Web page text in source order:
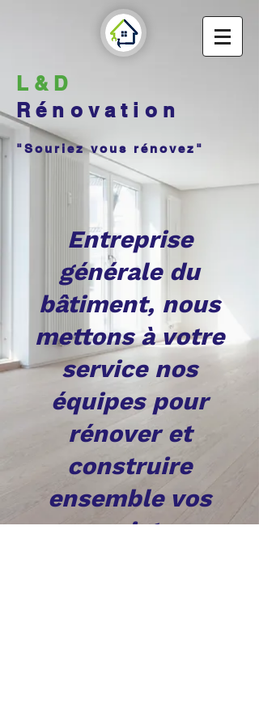
L&D
Rénovation
"Souriez vous rénovez"
Entreprise
générale du
bâtiment, nous
mettons à votre
service nos
équipes pour
rénover et
construire
ensemble vos
projets